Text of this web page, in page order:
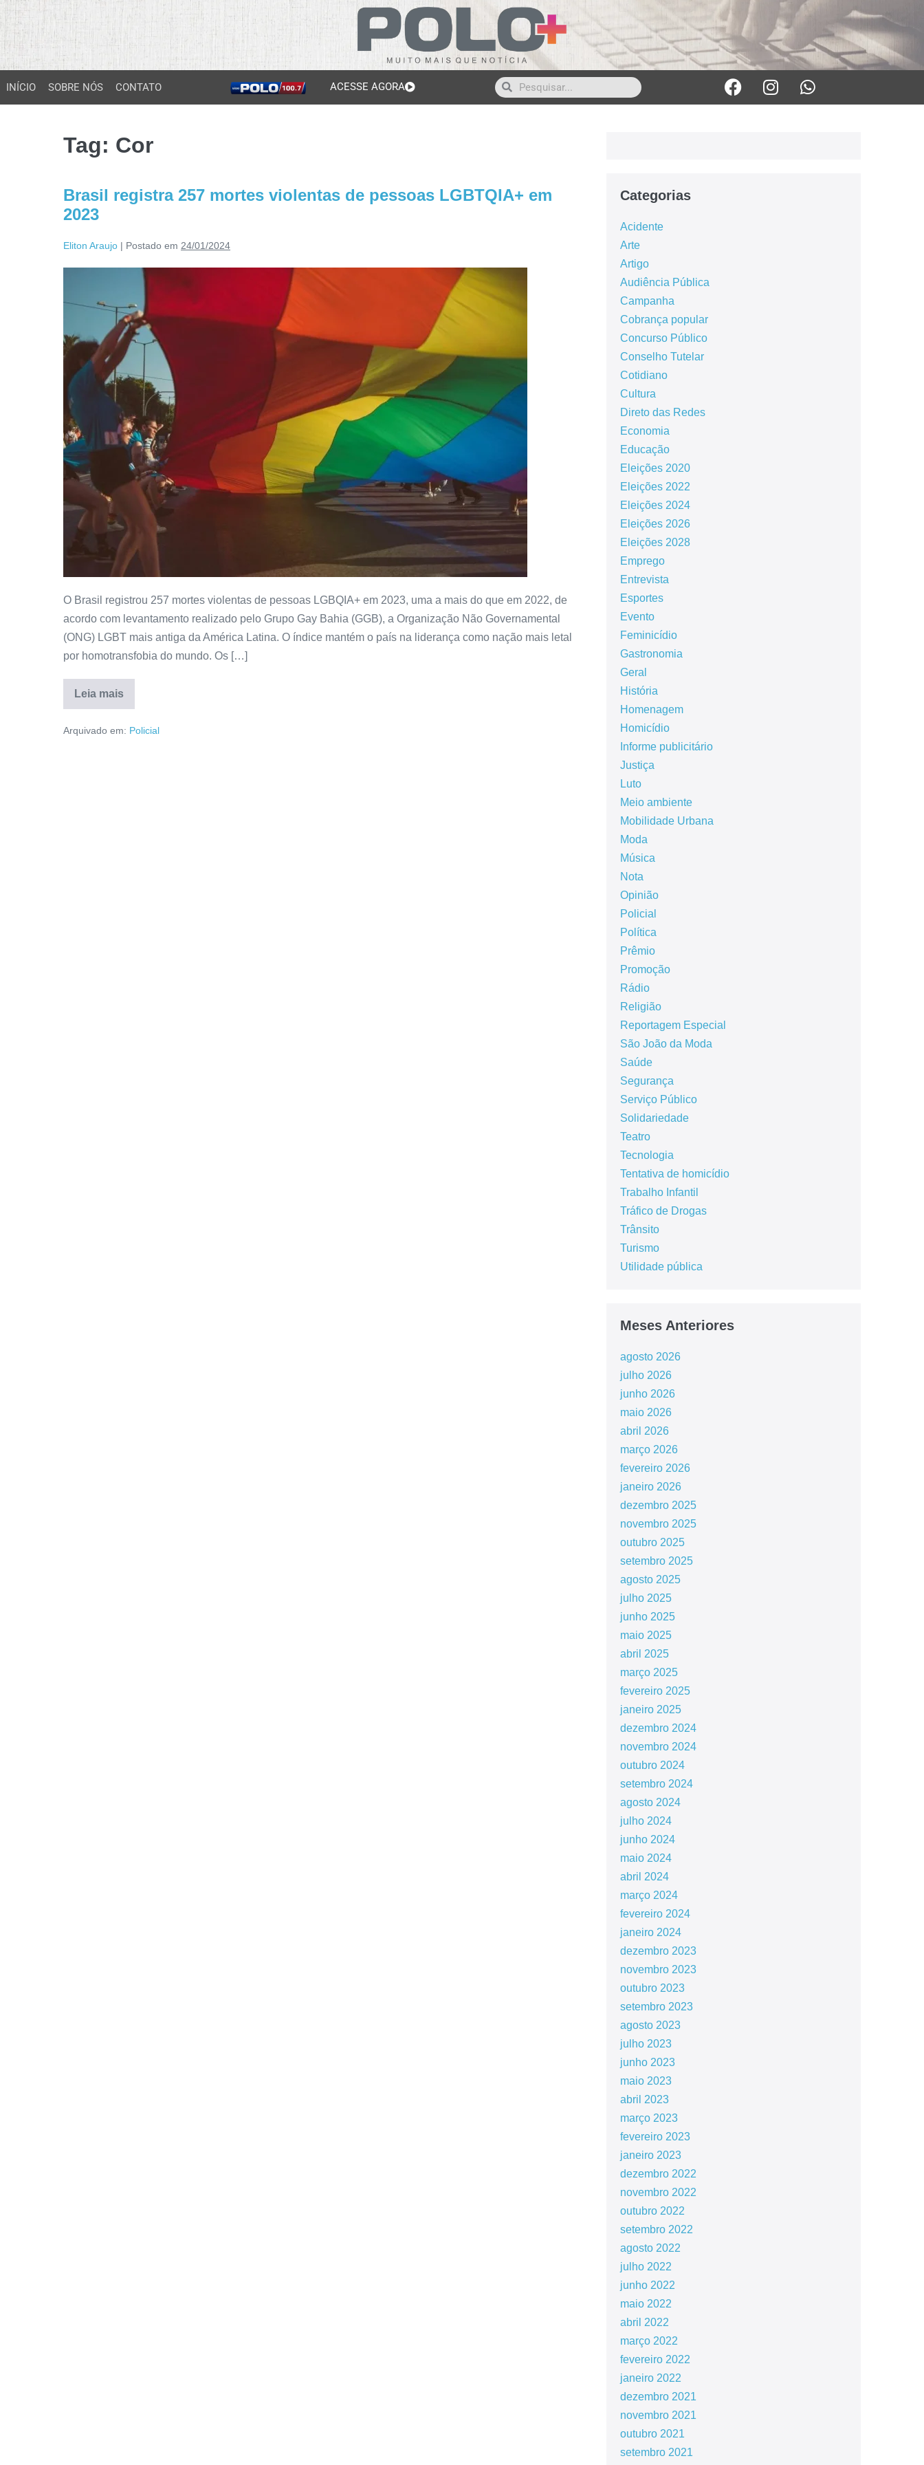
INÍCIO SOBRE NÓS CONTATO ACESSE AGORA
Tag: Cor
Brasil registra 257 mortes violentas de pessoas LGBTQIA+ em
2023
Eliton Araujo | Postado em 24/01/2024
O Brasil registrou 257 mortes violentas de pessoas LGBQIA+ em 2023, uma a mais do que em 2022, de
acordo com levantamento realizado pelo Grupo Gay Bahia (GGB), a Organização Não Governamental
(ONG) LGBT mais antiga da América Latina. O índice mantém o país na liderança como nação mais letal
por homotransfobia do mundo. Os […]
Leia mais
Arquivado em: Policial
Categorias
Acidente
Arte
Artigo
Audiência Pública
Campanha
Cobrança popular
Concurso Público
Conselho Tutelar
Cotidiano
Cultura
Direto das Redes
Economia
Educação
Eleições 2020
Eleições 2022
Eleições 2024
Eleições 2026
Eleições 2028
Emprego
Entrevista
Esportes
Evento
Feminicídio
Gastronomia
Geral
História
Homenagem
Homicídio
Informe publicitário
Justiça
Luto
Meio ambiente
Mobilidade Urbana
Moda
Música
Nota
Opinião
Policial
Política
Prêmio
Promoção
Rádio
Religião
Reportagem Especial
São João da Moda
Saúde
Segurança
Serviço Público
Solidariedade
Teatro
Tecnologia
Tentativa de homicídio
Trabalho Infantil
Tráfico de Drogas
Trânsito
Turismo
Utilidade pública
Meses Anteriores
agosto 2026
julho 2026
junho 2026
maio 2026
abril 2026
março 2026
fevereiro 2026
janeiro 2026
dezembro 2025
novembro 2025
outubro 2025
setembro 2025
agosto 2025
julho 2025
junho 2025
maio 2025
abril 2025
março 2025
fevereiro 2025
janeiro 2025
dezembro 2024
novembro 2024
outubro 2024
setembro 2024
agosto 2024
julho 2024
junho 2024
maio 2024
abril 2024
março 2024
fevereiro 2024
janeiro 2024
dezembro 2023
novembro 2023
outubro 2023
setembro 2023
agosto 2023
julho 2023
junho 2023
maio 2023
abril 2023
março 2023
fevereiro 2023
janeiro 2023
dezembro 2022
novembro 2022
outubro 2022
setembro 2022
agosto 2022
julho 2022
junho 2022
maio 2022
abril 2022
março 2022
fevereiro 2022
janeiro 2022
dezembro 2021
novembro 2021
outubro 2021
setembro 2021